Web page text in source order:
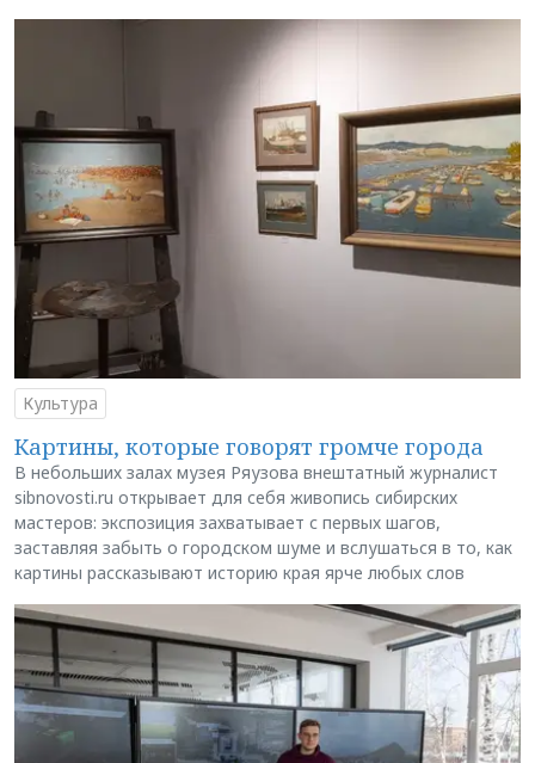
Культура
Картины, которые говорят громче города
В небольших залах музея Ряузова внештатный журналист
sibnovosti.ru открывает для себя живопись сибирских
мастеров: экспозиция захватывает с первых шагов,
заставляя забыть о городском шуме и вслушаться в то, как
картины рассказывают историю края ярче любых слов